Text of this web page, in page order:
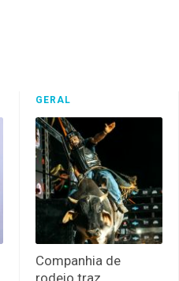
GERAL
Companhia de